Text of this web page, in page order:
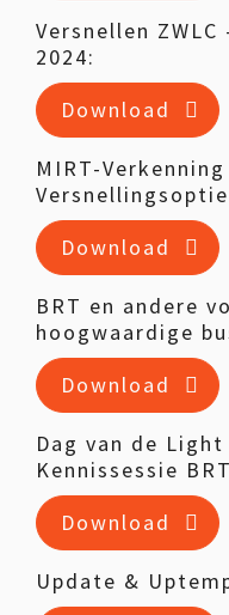
Versnellen
2024:
Download
MIRT-Verkenning
Download
BRT en andere
hoogwaardige
Download
Dag van de
Kennissessie
Download
Update &